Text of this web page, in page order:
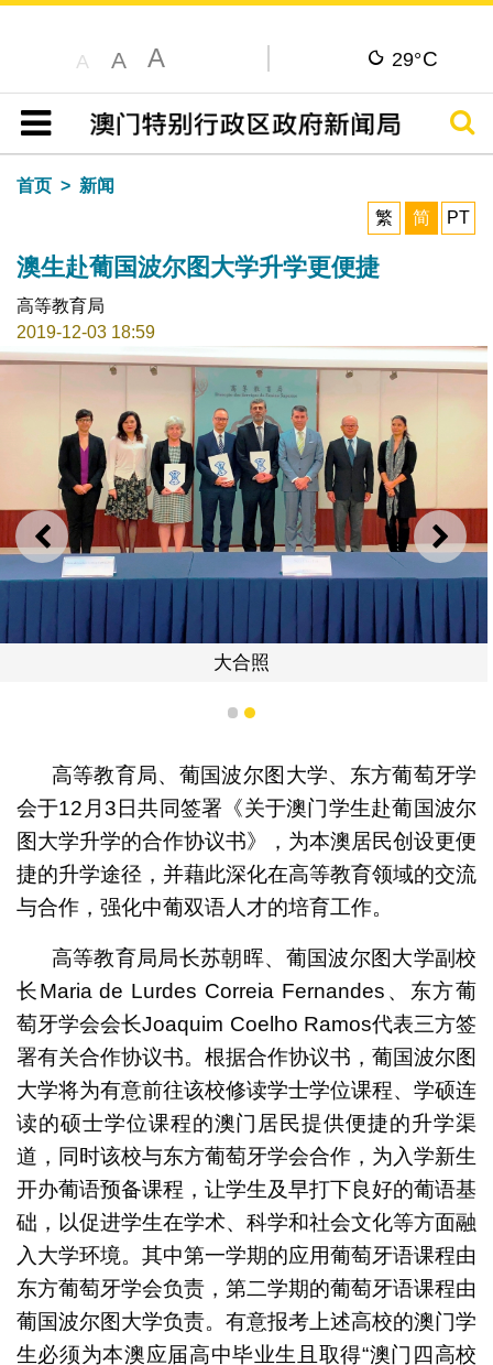
A A A 29°C
目录
搜寻
首页
新闻
繁
简 PT
澳生赴葡国波尔图大学升学更便捷
高等教育局
2019-12-03 18:59
上一则 下一
大合照
1 2
高等教育局、葡国波尔图大学、东方葡萄牙学
会于12月3日共同签署《关于澳门学生赴葡国波尔
图大学升学的合作协议书》，为本澳居民创设更便
捷的升学途径，并藉此深化在高等教育领域的交流
与合作，强化中葡双语人才的培育工作。
高等教育局局长苏朝晖、葡国波尔图大学副校
长Maria de Lurdes Correia Fernandes、东方葡
萄牙学会会长Joaquim Coelho Ramos代表三方签
署有关合作协议书。根据合作协议书，葡国波尔图
大学将为有意前往该校修读学士学位课程、学硕连
读的硕士学位课程的澳门居民提供便捷的升学渠
道，同时该校与东方葡萄牙学会合作，为入学新生
开办葡语预备课程，让学生及早打下良好的葡语基
础，以促进学生在学术、科学和社会文化等方面融
入大学环境。其中第一学期的应用葡萄牙语课程由
东方葡萄牙学会负责，第二学期的葡萄牙语课程由
葡国波尔图大学负责。有意报考上述高校的澳门学
生必须为本澳应届高中毕业生且取得“澳门四高校